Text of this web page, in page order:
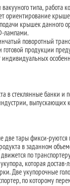
типа, работа
ориентирование
крышек данного
лампами.
поворотный
готовой продукции
в стеклянные банки
выпускающих
две тары фикси-
в заданном
по
которая достав-
Две укупорочные
по которому